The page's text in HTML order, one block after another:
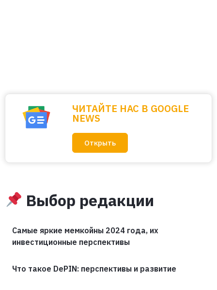
ЧИТАЙТЕ НАС В GOOGLE
NEWS
Открыть
Выбор редакции
Самые яркие мемкойны 2024 года, их
инвестиционные перспективы
Что такое DePIN: перспективы и развитие